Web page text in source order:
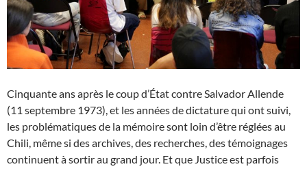
Cinquante ans après le coup d’État contre Salvador Allende
(11 septembre 1973), et les années de dictature qui ont suivi,
les problématiques de la mémoire sont loin d’être réglées au
Chili, même si des archives, des recherches, des témoignages
continuent à sortir au grand jour. Et que Justice est parfois